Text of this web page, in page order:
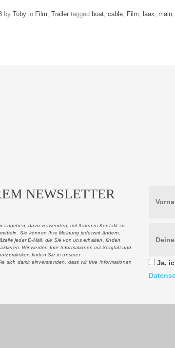
by Toby in Categories
Film, Trailer tagged Tags
boat, cable, Film, laax, main,
NEWSLETTER
angeben, dazu verwenden, mit Ihnen in Kontakt zu
Sie können Ihre Meinung jederzeit ändern,
jeder E-Mail, die Sie von uns erhalten, finden
Wir werden Ihre Informationen mit Sorgfalt und
finden Sie in unserer
sich damit einverstanden, dass wir Ihre Informationen
Ja,